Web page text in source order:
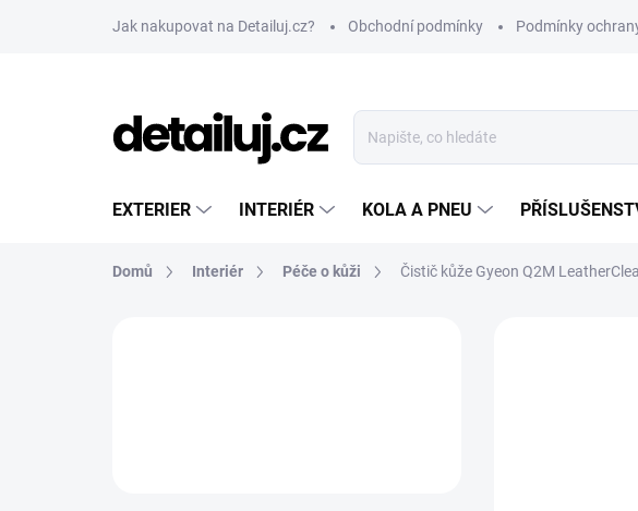
Jak nakupovat na Detailuj.cz? Obchodní podmínky Podmínky
EXTERIER INTERIÉR KOLA A PNEU
Domů Interiér Péče o kůži Čistič kůže Gyeon Q2M